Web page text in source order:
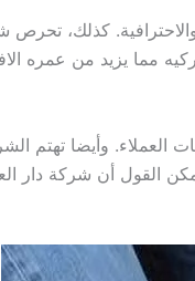
كذلك، تحرص
مما يزيد من عمره
وأيضا تهتم
القول أن شركة دار